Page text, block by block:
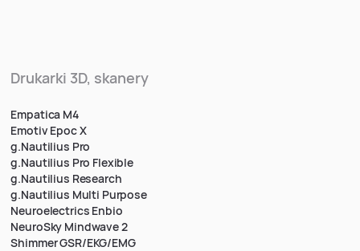
Drukarki 3D, skanery
Empatica M4
Emotiv Epoc X
g.Nautilius Pro
g.Nautilius Pro Flexible
g.Nautilius Research
g.Nautilius Multi Purpose
Neuroelectrics Enbio
NeuroSky Mindwave 2
Shimmer GSR/EKG/EMG